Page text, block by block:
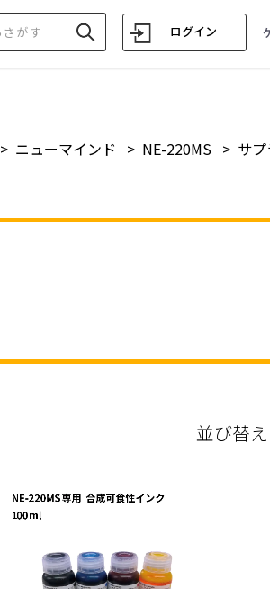
ログイン
> ニューマインド > NE-220MS > サ
並び替え